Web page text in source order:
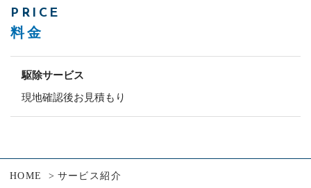
PRICE
料金
駆除サービス
現地確認後お見積もり
HOME サービス紹介